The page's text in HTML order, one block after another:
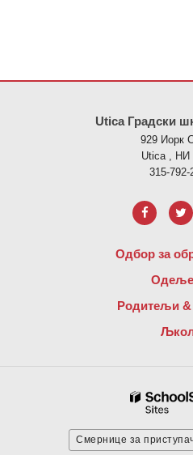
Utica Градски
929 Иорк
Utica , НИ
315-792-
Одбор за
Родитељи &
Смернице за